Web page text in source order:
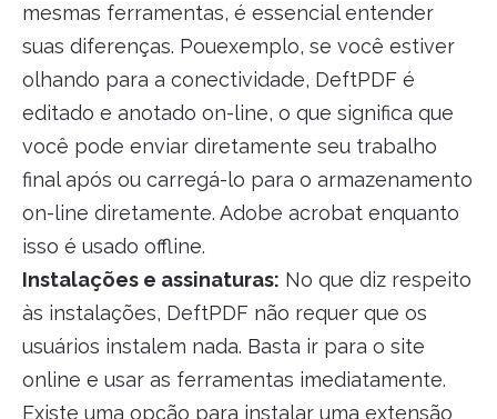
mesmas ferramentas, é essencial entender
suas diferenças. Pouexemplo, se você estiver
olhando para a conectividade, DeftPDF é
editado e anotado on-line, o que significa que
você pode enviar diretamente seu trabalho
final após ou carregá-lo para o armazenamento
on-line diretamente. Adobe acrobat enquanto
isso é usado offline.
Instalações e assinaturas: No que diz respeito
às instalações, DeftPDF não requer que os
usuários instalem nada. Basta ir para o site
online e usar as ferramentas imediatamente.
Existe uma opção para instalar uma extensão